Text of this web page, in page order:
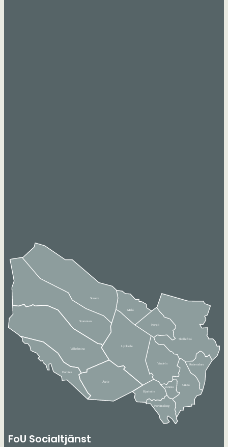
FoU Socialtjänst